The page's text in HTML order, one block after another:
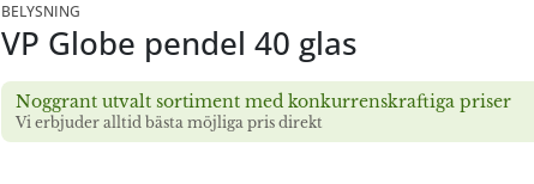
BELYSNING
VP Globe pendel 40 glas
Noggrant utvalt sortiment med konkurrenskraftiga priser
Vi erbjuder alltid bästa möjliga pris direkt